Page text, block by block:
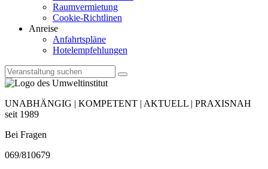
Raumvermietung
Cookie-Richtlinen
Anreise
Anfahrtspläne
Hotelempfehlungen
UNABHÄNGIG | KOMPETENT | AKTUELL | PRAXISNAH
seit 1989
Bei Fragen
069/810679